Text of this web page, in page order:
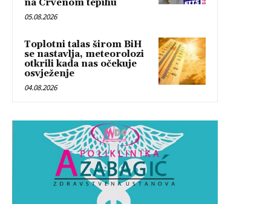
na Crvenom tepihu
05.08.2026
Toplotni talas širom BiH
se nastavlja, meteorolozi
otkrili kada nas očekuje
osvježenje
04.08.2026